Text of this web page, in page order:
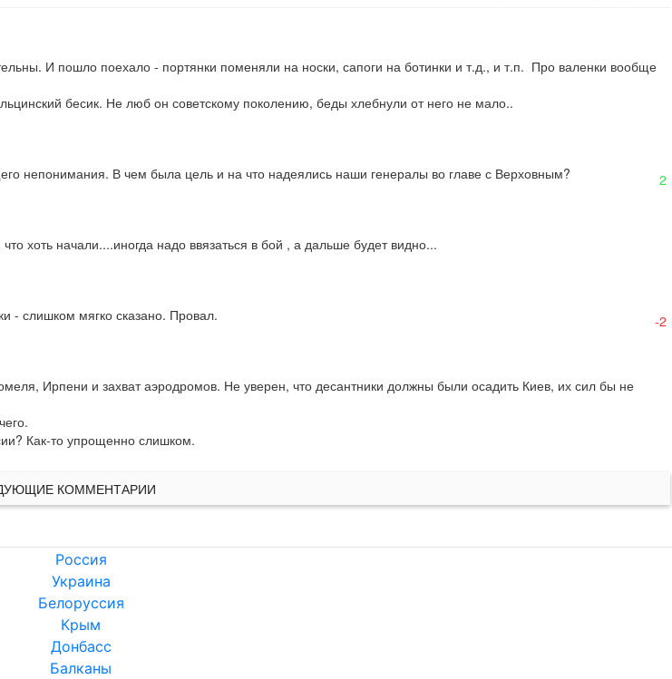
И пошло поехало - портянки поменяли на носки, сапоги на ботинки и т.д., и т.п.  Про валенки вообще
бесик. Не люб он советскому поколению, беды хлебнули от него не мало..
непонимания. В чем была цель и на что надеялись наши генералы во главе с Верховным? 2
хоть начали....иногда надо ввязаться в бой , а дальше будет видно...
- слишком мягко сказано. Провал. -2
Ирпени и захват аэродромов. Не уверен, что десантники должны были осадить Киев, их сил бы не
Как-то упрощенно слишком.
КОММЕНТАРИИ
Россия
Украина
Белоруссия
Крым
Донбасс
Балканы